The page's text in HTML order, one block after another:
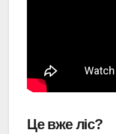
Це вже ліс?